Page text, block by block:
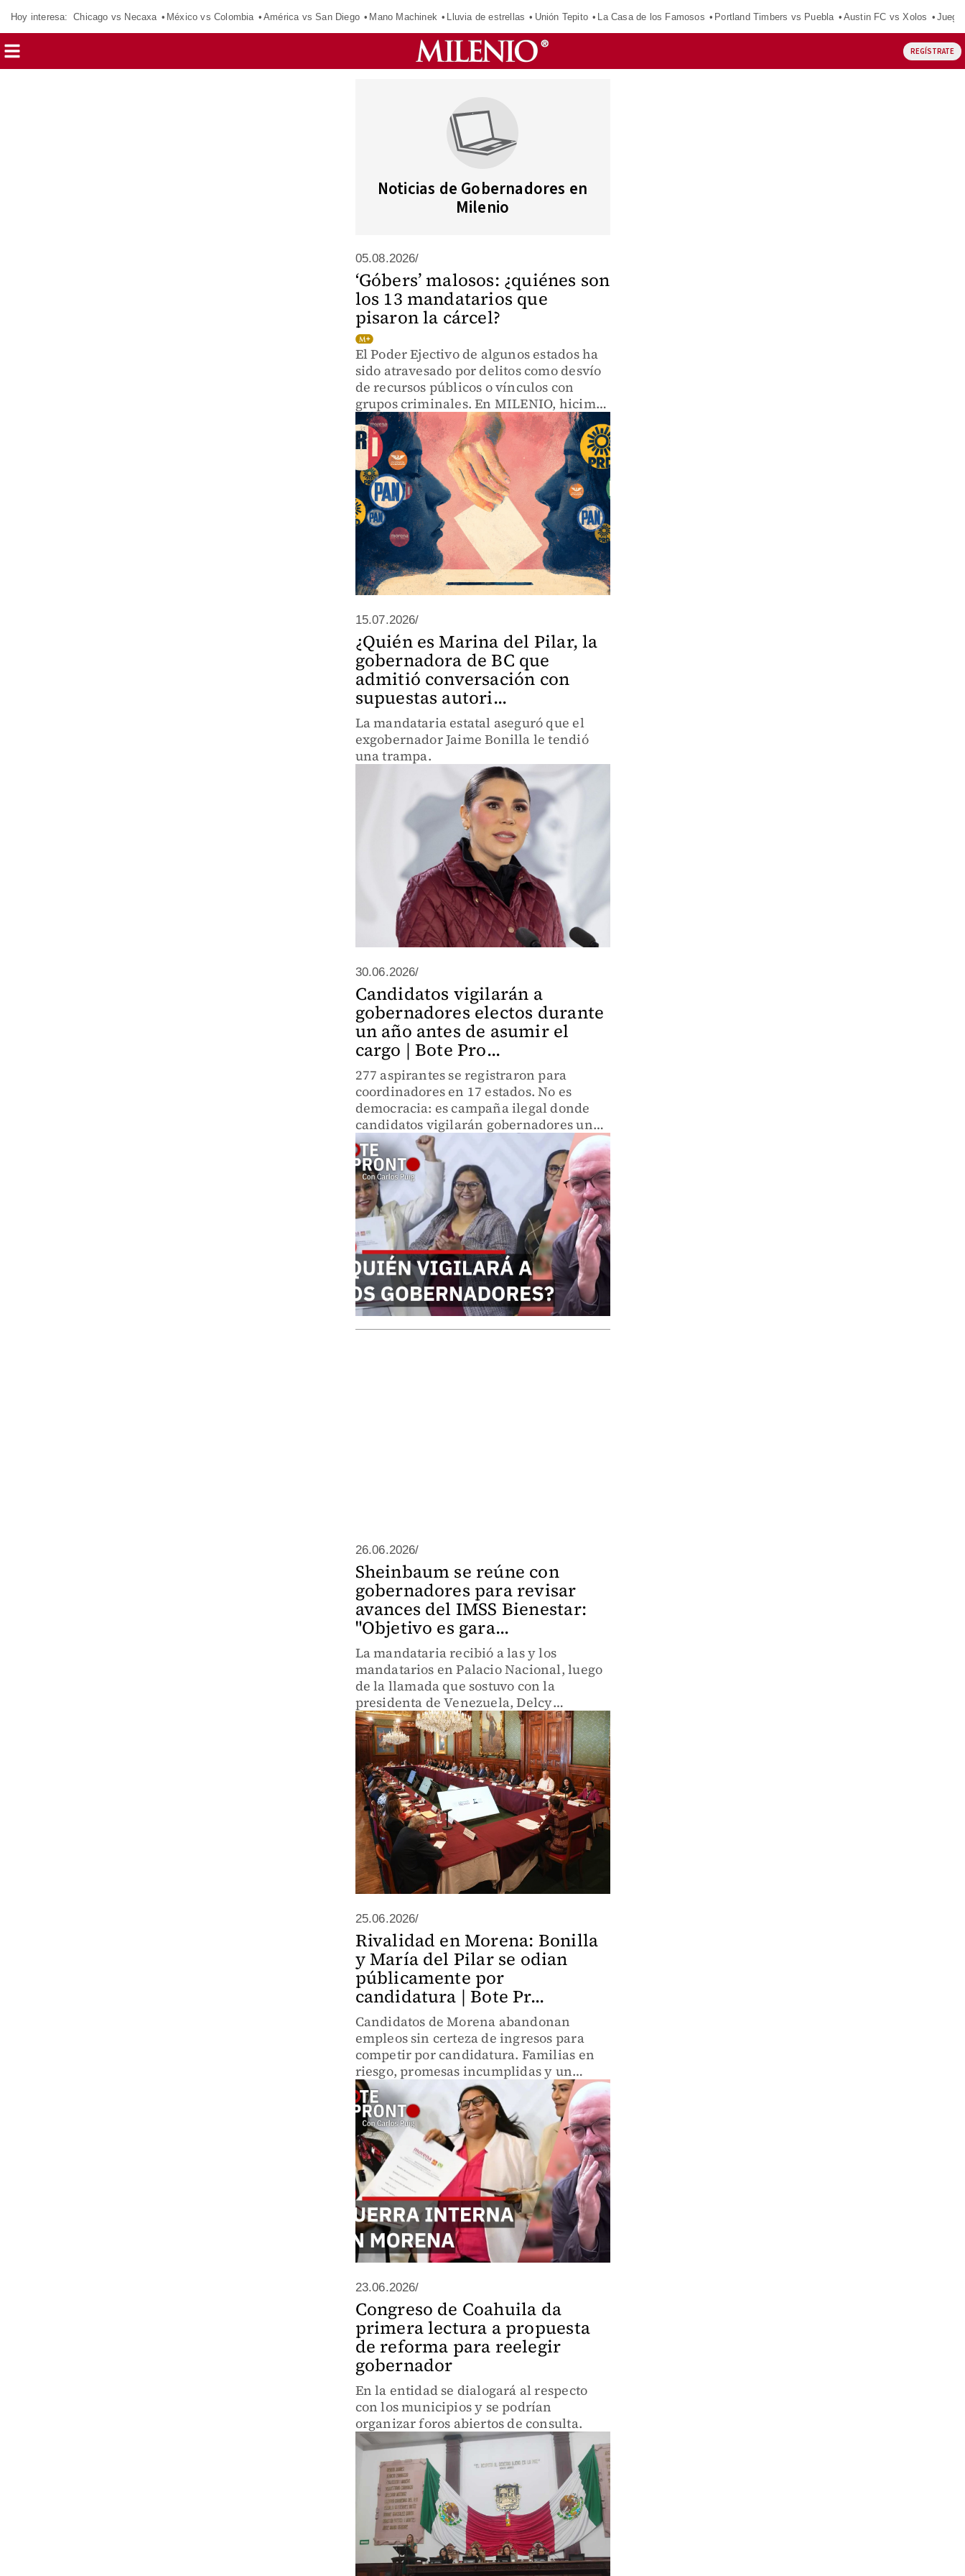
Hoy interesa: Chicago vs Necaxa México vs Colombia América vs San Diego Mano Machinek Lluvia de estrellas Unión Tepito La Casa de los Famosos Portland Timbers vs Puebla Austin FC vs Xolos
REGÍSTRATE
Noticias de Gobernadores en
Milenio
05.08.2026/
‘Góbers’ malosos: ¿quiénes son
los 13 mandatarios que
pisaron la cárcel?
El Poder Ejectivo de algunos estados ha
sido atravesado por delitos como desvío
de recursos públicos o vínculos con
grupos criminales. En MILENIO, hicimos
un recuento de ellos.
15.07.2026/
¿Quién es Marina del Pilar, la
gobernadora de BC que
admitió conversación con
supuestas autori...
La mandataria estatal aseguró que el
exgobernador Jaime Bonilla le tendió
una trampa.
30.06.2026/
Candidatos vigilarán a
gobernadores electos durante
un año antes de asumir el
cargo | Bote Pro...
277 aspirantes se registraron para
coordinadores en 17 estados. No es
democracia: es campaña ilegal donde
candidatos vigilarán gobernadores un
año, alterando decisiones estatales y
circulando dinero sin control.
26.06.2026/
Sheinbaum se reúne con
gobernadores para revisar
avances del IMSS Bienestar:
"Objetivo es gara...
La mandataria recibió a las y los
mandatarios en Palacio Nacional, luego
de la llamada que sostuvo con la
presidenta de Venezuela, Delcy
Rodríguez.
25.06.2026/
Rivalidad en Morena: Bonilla
y María del Pilar se odian
públicamente por
candidatura | Bote Pr...
Candidatos de Morena abandonan
empleos sin certeza de ingresos para
competir por candidatura. Familias en
riesgo, promesas incumplidas y un
sistema que obliga a elegir entre
sobrevivir o competir. La transformación
tiene costo humano invisible.
23.06.2026/
Congreso de Coahuila da
primera lectura a propuesta
de reforma para reelegir
gobernador
En la entidad se dialogará al respecto
con los municipios y se podrían
organizar foros abiertos de consulta.